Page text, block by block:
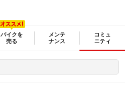
バイクを
売る
メンテ
ナンス
コミュ
ニティ